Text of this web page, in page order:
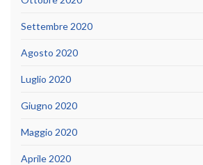
Settembre 2020
Agosto 2020
Luglio 2020
Giugno 2020
Maggio 2020
Aprile 2020